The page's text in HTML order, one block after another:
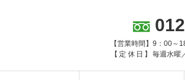
【営業時間】 9：00～
【定休日】毎週水曜